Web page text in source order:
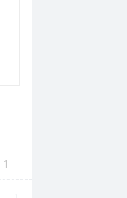
1